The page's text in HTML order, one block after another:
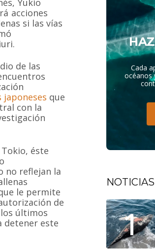
acciones
si las vías
de las
japoneses que
con la
éste
no reflejan la
le permite
de
últimos
detener este
Cada
océanos
1